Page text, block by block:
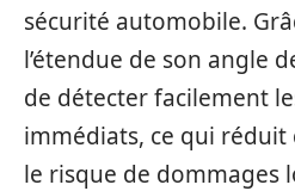
sécurité automobile.
l’étendue de son angle
de détecter facilement
immédiats, ce qui
le risque de dommages